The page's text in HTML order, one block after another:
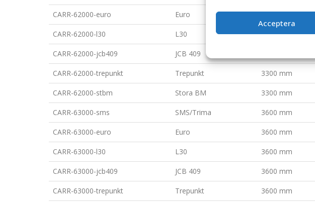
Acceptera
CARR-62000-euro Euro 3300 mm
CARR-62000-l30 L30 3300 mm
CARR-62000-jcb409 JCB 409
CARR-62000-trepunkt Trepunkt 3300 mm
CARR-62000-stbm Stora BM 3300 mm
CARR-63000-sms SMS/Trima 3600 mm
CARR-63000-euro Euro 3600 mm
CARR-63000-l30 L30 3600 mm
CARR-63000-jcb409 JCB 409 3600 mm
CARR-63000-trepunkt Trepunkt 3600 mm